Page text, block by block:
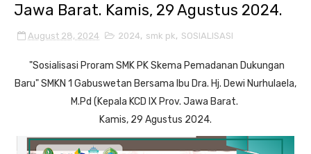
Jawa Barat. Kamis, 29 Agustus 2024.
August 28, 2024 2024, smk pk, SOSIALISASI
"Sosialisasi Proram SMK PK Skema Pemadanan Dukungan
Baru" SMKN 1 Gabuswetan Bersama Ibu Dra. Hj. Dewi Nurhulaela,
M.Pd (Kepala KCD IX Prov. Jawa Barat.
Kamis, 29 Agustus 2024.